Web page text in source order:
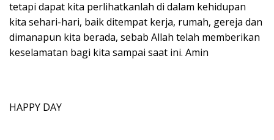
tetapi dapat kita perlihatkanlah di dalam kehidupan
kita sehari-hari, baik ditempat kerja, rumah, gereja dan
dimanapun kita berada, sebab Allah telah memberikan
keselamatan bagi kita sampai saat ini. Amin
HAPPY DAY